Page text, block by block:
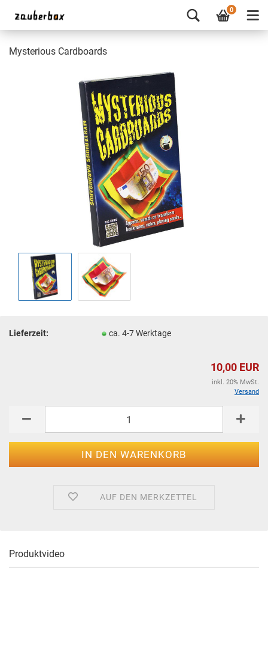
0
Mysterious Cardboards
Lieferzeit: ca. 4-7 Werktage
10,00 EUR
inkl. 20% MwSt.
Versand
AUF DEN MERKZETTEL
Produktvideo